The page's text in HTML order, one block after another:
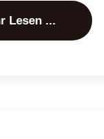
Lesen ...